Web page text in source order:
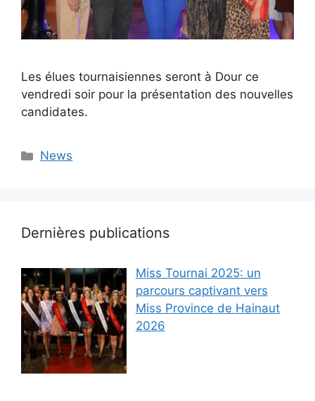
Les élues tournaisiennes seront à Dour ce
vendredi soir pour la présentation des nouvelles
candidates.
Catégories
News
Dernières publications
Miss Tournai 2025: un
parcours captivant vers
Miss Province de Hainaut
2026